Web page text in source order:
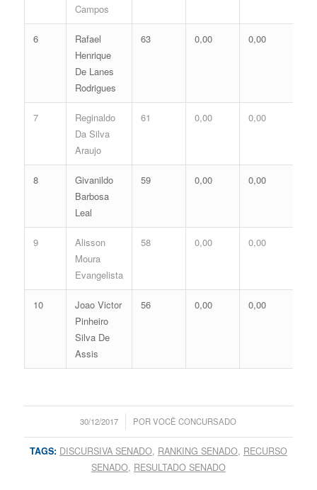
Campos
6
Rafael
Henrique
De Lanes
Rodrigues
63 0,00 0,00
7
Reginaldo
Da Silva
Araujo
61 0,00 0,00
8
Givanildo
Barbosa
Leal
59 0,00 0,00
9
Alisson
Moura
Evangelista
58 0,00 0,00
10
Joao Victor
Pinheiro
Silva De
Assis
56 0,00 0,00
30/12/2017
/ PORVOCÊ CONCURSADO
TAGS: DISCURSIVA SENADO, RANKING SENADO, RECURSO
SENADO, RESULTADO SENADO